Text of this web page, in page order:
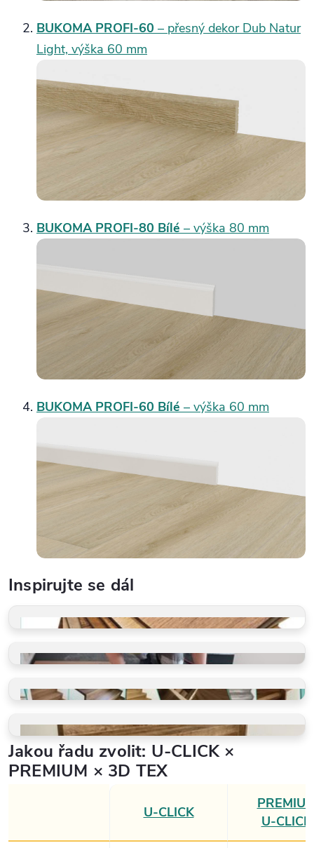
BUKOMA PROFI‑60 – přesný dekor Dub Natur
Light, výška 60 mm
BUKOMA PROFI‑80 Bílé – výška 80 mm
BUKOMA PROFI‑60 Bílé – výška 60 mm
Inspirujte se dál
Dotkněte se kvality
Rychle a precizně
Schody, koupelny, restaurace
VINYLOVÉ SCHODY
Ohyby, LED, detaily
Jakou řadu zvolit: U‑CLICK ×
PREMIUM × 3D TEX
U‑CLICK
U‑CLICK